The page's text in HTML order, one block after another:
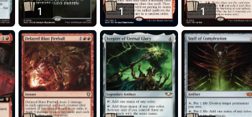
1 1 1